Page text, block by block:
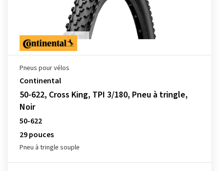
Pneus pour vélos
Continental
50-622, Cross King, TPI 3/180, Pneu à tringle,
Noir
50-622
29 pouces
Pneu à tringle souple